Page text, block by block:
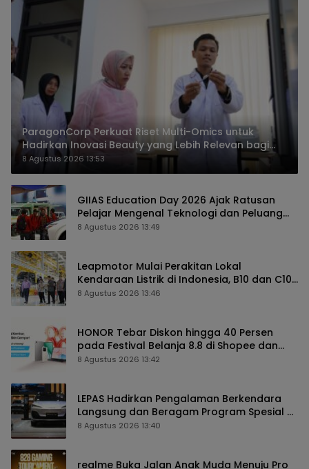
ParagonCorp Perkuat Riset Multi-Omics untuk
Hadirkan Inovasi Beauty yang Lebih Relevan bagi
Masyarakat Indonesia
8 Agustus 2026 13:53
GIIAS Education Day 2026 Ajak Ratusan
Pelajar Mengenal Teknologi dan Peluang
Karier Industri Otomotif
8 Agustus 2026 13:49
Leapmotor Mulai Perakitan Lokal
Kendaraan Listrik di Indonesia, B10 dan C10
Jadi Model Perdana
8 Agustus 2026 13:46
HONOR Tebar Diskon hingga 40 Persen
pada Festival Belanja 8.8 di Shopee dan
TikTok Shop
8 Agustus 2026 13:42
LEPAS Hadirkan Pengalaman Berkendara
Langsung dan Beragam Program Spesial di
GIIAS 2026
8 Agustus 2026 13:40
realme Buka Jalan Anak Muda Menuju Pro